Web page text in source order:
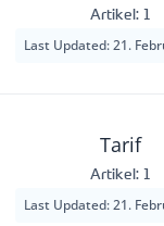
Artikel: 1
Last Updated: 21.
Tarif
Artikel: 1
Last Updated: 21.